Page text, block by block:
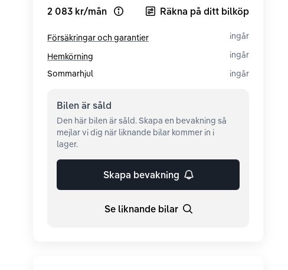
2 083 kr/mån Open loan exampleRäkna på ditt bilköp
Försäkringar och garantier
ingår
Hemkörning
ingår
Sommarhjul
ingår
Bilen är såld
Den här bilen är såld. Skapa en bevakning så
mejlar vi dig när liknande bilar kommer in i
lager.
Skapa bevakning
Se liknande bilar